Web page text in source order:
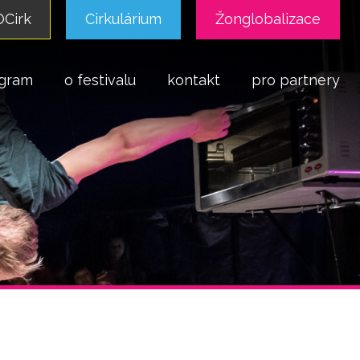
Cirkulárium Žonglobalizace
o festivalu kontakt pro partnery